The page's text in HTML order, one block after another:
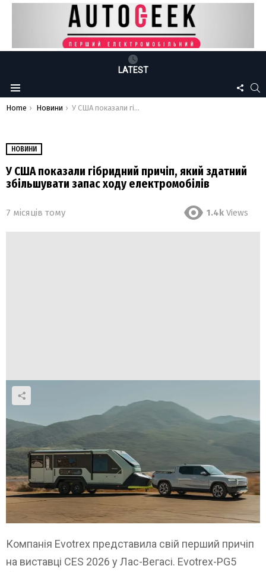
LATEST
Menu
US
You are here:
Home Новини У США показали гібридний причіп, який здатний збільшувати запас ходу електромобілів
НОВИНИ
У США показали гібридний причіп, який здатний
збільшувати запас ходу електромобілів
7 місяців тому 1.4k Views
Компанія Evotrex представила свій перший причіп
на виставці CES 2026 у Лас-Вегасі. Evotrex-PG5